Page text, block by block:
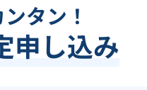
タン！
申し込み